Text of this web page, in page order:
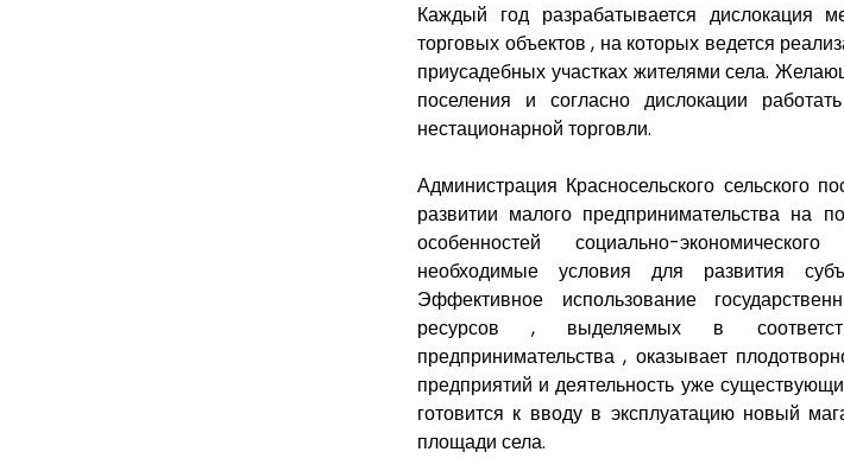
Каждый год разрабатывается дислокация
торговых объектов , на которых ведется
приусадебных участках жителями села.
поселения и согласно дислокации
нестационарной торговли.
Администрация Красносельского сельского
развитии малого предпринимательства на
особенностей социально-
необходимые условия для развития
Эффективное использование
ресурсов , выделяемых в
предпринимательства , оказывает
предприятий и деятельность уже
готовится к вводу в эксплуатацию новый
площади села.